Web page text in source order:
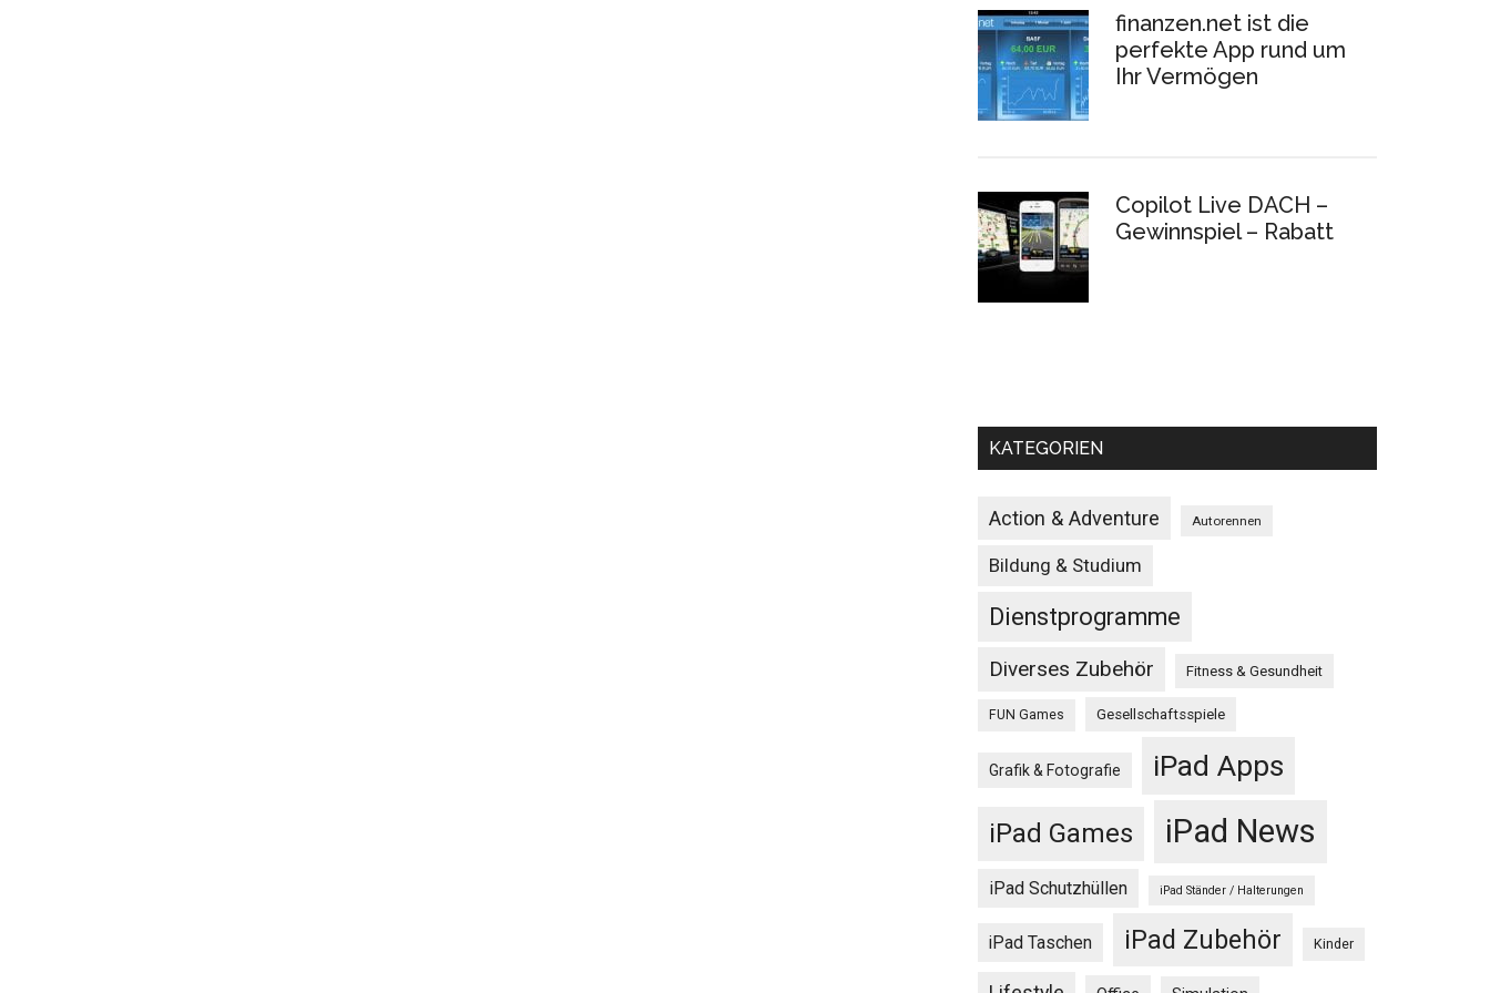
finanzen.net ist die
perfekte App rund um
Ihr Vermögen
Copilot Live DACH –
Gewinnspiel – Rabatt
KATEGORIEN
Action & Adventure Autorennen
Bildung & Studium
Dienstprogramme
Diverses Zubehör Fitness & Gesundheit
FUN Games Gesellschaftsspiele
Grafik & Fotografie iPad Apps
iPad Games iPad News
iPad Schutzhüllen iPad Ständer / Halterungen
iPad Taschen iPad Zubehör Kinder